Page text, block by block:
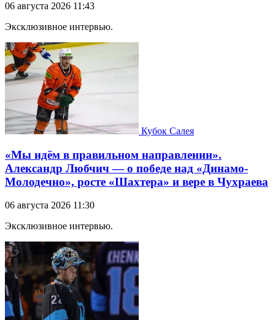
06 августа 2026 11:43
Эксклюзивное интервью.
Кубок Салея
«Мы идём в правильном направлении».
Александр Любчич — о победе над «Динамо-
Молодечно», росте «Шахтера» и вере в Чухраева
06 августа 2026 11:30
Эксклюзивное интервью.